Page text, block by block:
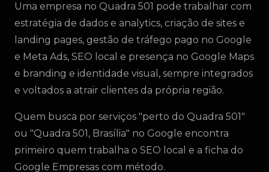
Uma empresa no Quadra 501 pode trabalhar com
estratégia de dados e analytics, criação de sites e
landing pages, gestão de tráfego pago no Google
e Meta Ads, SEO local e presença no Google Maps
e branding e identidade visual, sempre integrados
e voltados a atrair clientes da própria região.
Quem busca por serviços "perto do Quadra 501"
ou "Quadra 501, Brasília" no Google encontra
primeiro quem trabalha o SEO local e a ficha do
Google Empresas com método.